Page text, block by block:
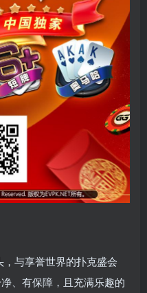
与享誉世界的扑克盛会
、有保障，且充满乐趣的